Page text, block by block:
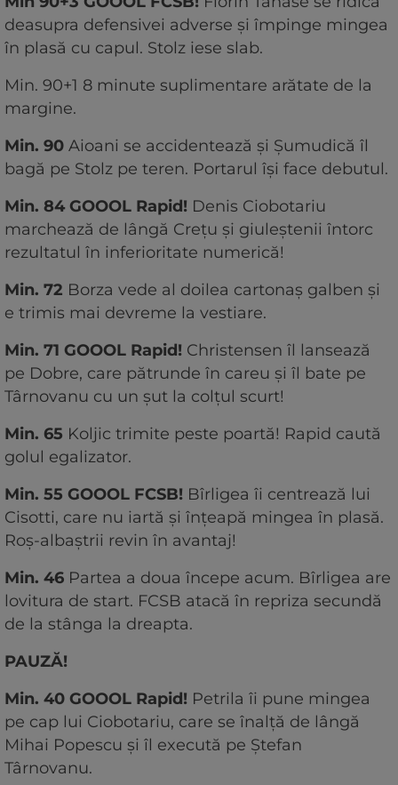
deasupra defensivei adverse și împinge mingea
în plasă cu capul. Stolz iese slab.
Min. 90+1 8 minute suplimentare arătate de la
margine.
Min. 90 Aioani se accidentează și Șumudică îl
bagă pe Stolz pe teren. Portarul își face debutul.
Min. 84 GOOOL Rapid! Denis Ciobotariu
marchează de lângă Crețu și giuleștenii întorc
rezultatul în inferioritate numerică!
Min. 72 Borza vede al doilea cartonaș galben și
e trimis mai devreme la vestiare.
Min. 71 GOOOL Rapid! Christensen îl lansează
pe Dobre, care pătrunde în careu și îl bate pe
Târnovanu cu un șut la colțul scurt!
Min. 65 Koljic trimite peste poartă! Rapid caută
golul egalizator.
Min. 55 GOOOL FCSB! Bîrligea îi centrează lui
Cisotti, care nu iartă și înțeapă mingea în plasă.
Roș-albaștrii revin în avantaj!
Min. 46 Partea a doua începe acum. Bîrligea are
lovitura de start. FCSB atacă în repriza secundă
de la stânga la dreapta.
PAUZĂ!
Min. 40 GOOOL Rapid! Petrila îi pune mingea
pe cap lui Ciobotariu, care se înalță de lângă
Mihai Popescu și îl execută pe Ștefan
Târnovanu.